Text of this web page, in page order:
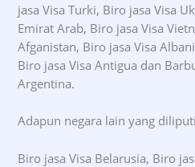
jasa Visa Turki, Biro jasa Visa
Emirat Arab, Biro jasa Visa
Afganistan, Biro jasa Visa
Biro jasa Visa Antigua dan
Argentina.
Adapun negara lain yang
Biro jasa Visa Belarusia, Biro